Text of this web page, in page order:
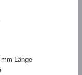
Länge